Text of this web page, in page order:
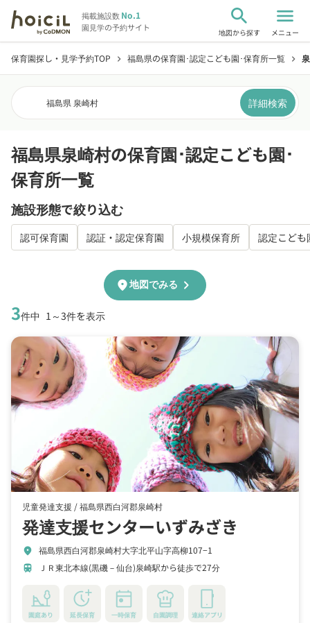
掲載施設数No.1
園見学の予約サイト
search
地図から探す
menu
メニュー
保育園探し・見学予約TOP chevron_right 福島県の保育園･認定こども園･保育所一覧 chevron_right
福島県 泉崎村 詳細検索
福島県泉崎村の保育園･認定こども園･
保育所一覧
施設形態で絞り込む
認可保育園 認証・認定保育園 小規模保育所 認定こども
3件中 1～3件を表示
location_on地図でみる chevron_right
児童発達支援 /福島県西白河郡泉崎村
発達支援センターいずみざき
location_on 福島県西白河郡泉崎村大字北平山字高柳107−1
train ＪＲ東北本線(黒磯－仙台)泉崎駅から徒歩で27分
園庭あり 延長保育 一時保育 自園調理 連絡アプリ